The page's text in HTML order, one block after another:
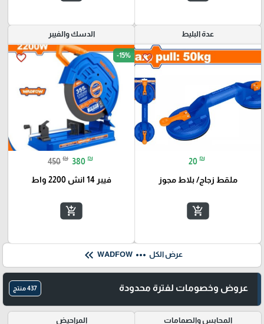
عدة البليط
favorite_border
20 ₪
ملقط زجاج/ بلاط مجوز
add_shopping_cart
الدسك والفيبر
favorite_border -15%
450 ₪ 380 ₪
فيبر 14 انش 2200 واط
add_shopping_cart
عرض الكل more_horiz
WADFOW
keyboard_double_arrow_left
عروض وخصومات لفترة محدودة 437 منتج
المحابس والصمامات المراحيض